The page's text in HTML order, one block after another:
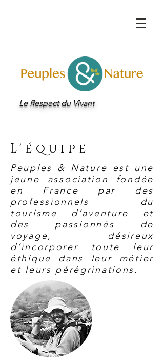
Le Respect du Vivant
L'équipe
Peuples & Nature est une
jeune association fondée
en France par des
professionnels du
tourisme d’aventure et
des passionnés de
voyage, désireux
d’incorporer toute leur
éthique dans leur métier
et leurs pérégrinations.